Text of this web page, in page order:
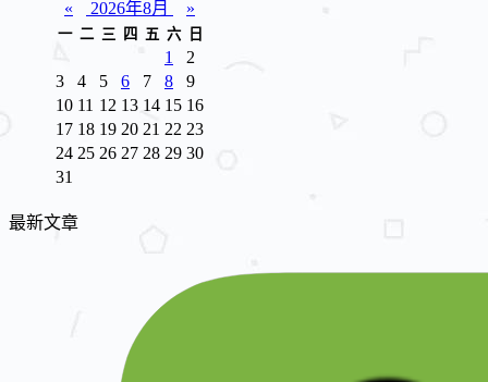
« 2026年8月 »
一 二 三 四 五 六 日
1
2
3
4 5 6 7 8
9
10 11 12 13 14 15 16
17 18 19 20 21 22 23
24 25 26 27 28 29 30
31
最新文章